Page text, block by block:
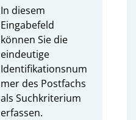
In diesem
Eingabefeld
können Sie die
eindeutige
Identifikationsnum
mer des Postfachs
als Suchkriterium
erfassen.